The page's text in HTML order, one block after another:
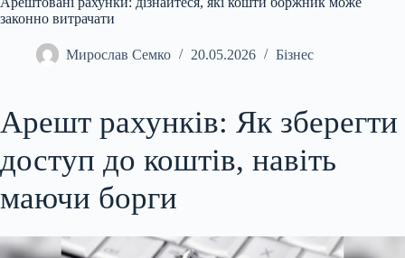
законно витрачати
Мирослав Семко 20.05.2026 Бізнес
Арешт рахунків: Як зберегти
доступ до коштів, навіть
маючи борги